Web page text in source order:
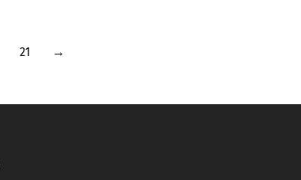
21 →